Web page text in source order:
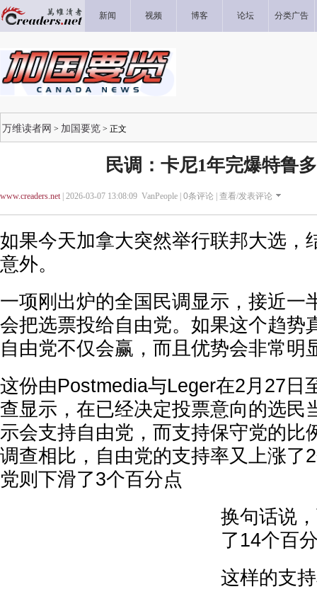
新闻 视频 博客 论坛 分类广告
万维读者网 > 加国要览 > 正文
民调：卡尼1年完爆特鲁
www.creaders.net| 2026-03-07 13:08:09 VanPeople | 0条评论 | 查看/发表评论
如果今天加拿大突然举行联邦大选，
意外。
一项刚出炉的全国民调显示，接近一
会把选票投给自由党。如果这个趋势
自由党不仅会赢，而且优势会非常明
这份由Postmedia与Leger在2月27日
查显示，在已经决定投票意向的选民
示会支持自由党，而支持保守党的比
调查相比，自由党的支持率又上涨了
党则下滑了3个百分点
换句话说
了14个百
这样的支